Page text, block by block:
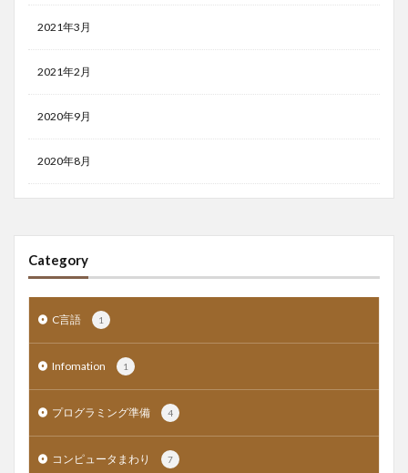
2021年3月
2021年2月
2020年9月
2020年8月
Category
C言語 1
Infomation 1
プログラミング準備 4
コンピュータまわり 7